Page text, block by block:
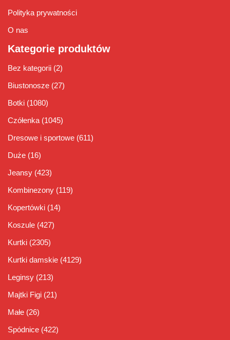
Polityka prywatności
O nas
Kategorie produktów
Bez kategorii (2)
Biustonosze (27)
Botki (1080)
Czółenka (1045)
Dresowe i sportowe (611)
Duże (16)
Jeansy (423)
Kombinezony (119)
Kopertówki (14)
Koszule (427)
Kurtki (2305)
Kurtki damskie (4129)
Leginsy (213)
Majtki Figi (21)
Małe (26)
Spódnice (422)